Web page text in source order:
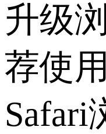
升级
荐使
Safari